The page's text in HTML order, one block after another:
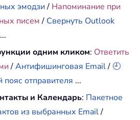
эмодзи/ Напоминание при
писем/ Свернуть Outlook
...
одним кликом: Ответить
/Антифишинговая Email/ 🕘
пояс отправителя ...
и Календарь: Пакетное
из выбранных Email/